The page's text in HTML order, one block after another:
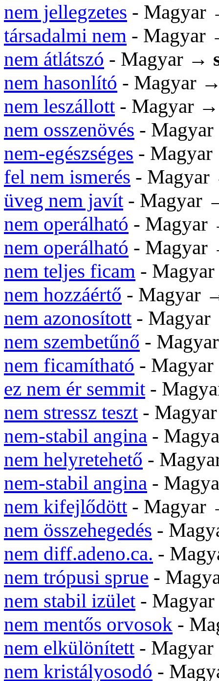
nem jellegzetes -
társadalmi nem -
nem átlátszó - Magyar →
nem hasonlító - Magyar
nem leszállott- Magyar
nem osszenövés -
nem-egészséges -
fel nem ismerés -
üveg nem javít- Magyar
nem operálható -
nem operálható -
nem teljes ficam -
nem hozzáértő - Magyar
nem azonosított-
nem szembetűnő -
nem ficamítható -
ez nem ér semmit-
nem stressz teszt-
nem-stabil angina -
nem helyretehető -
nem-stabil angina -
nem kifejlődött-
nem összehegedés -
nem diff.adeno.ca. -
nem trópusi sprue -
nem stabil izület-
nem mentős orvosok -
nem elkülönített-
nem kristályosodó -